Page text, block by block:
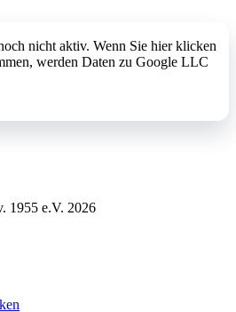
nicht aktiv. Wenn Sie hier klicken
werden Daten zu Google LLC
1955 e.V. 2026